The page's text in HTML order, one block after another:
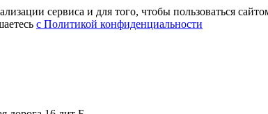
сервиса и для того, чтобы пользоваться
c Политикой конфиденциальности